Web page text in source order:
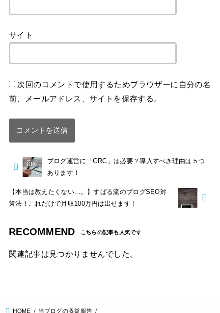
サイト
次回のコメントで使用するためブラウザーに自分の名
前、メールアドレス、サイトを保存する。
ブログ運営に「GRC」は必要？導入すべき理由は５つ
あります！
【本当は教えたくない...。】すばる流のブログSEO対
策法！これだけで月収100万円は出せます！
RECOMMEND
関連記事は見つかりませんでした。
HOME
当ブログの収益報告